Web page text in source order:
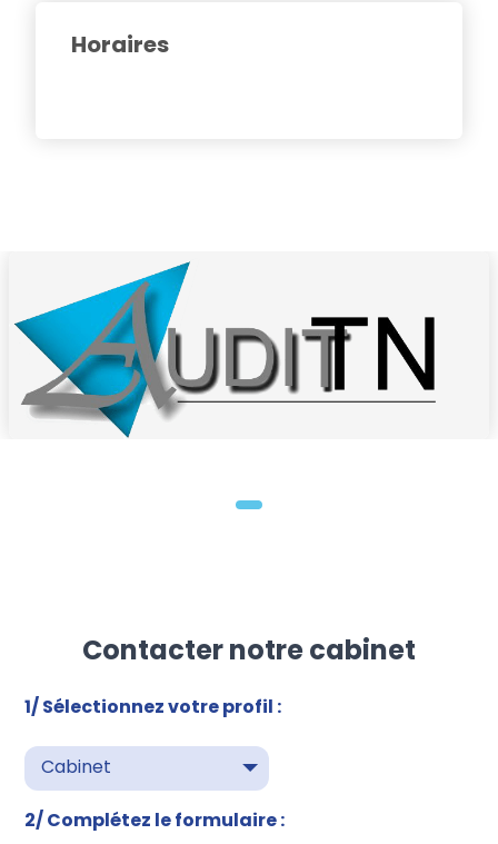
Horaires
Contacter notre cabinet
1/ Sélectionnez votre profil :
Cabinet
2/ Complétez le formulaire :